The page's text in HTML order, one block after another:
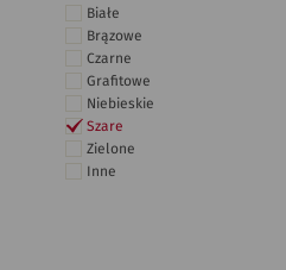
Białe
Brązowe
Czarne
Grafitowe
Niebieskie
Szare
Zielone
Inne